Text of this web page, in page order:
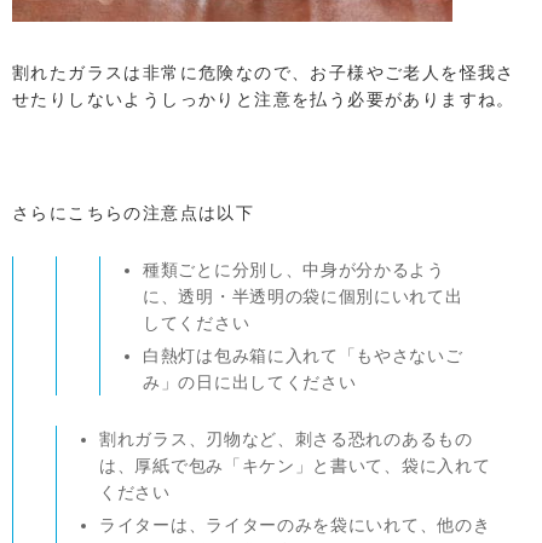
割れたガラスは非常に危険なので、お子様やご老人を怪我さ
せたりしないようしっかりと注意を払う必要がありますね。
さらにこちらの注意点は以下
種類ごとに分別し、中身が分かるよう
に、透明・半透明の袋に個別にいれて出
してください
白熱灯は包み箱に入れて「もやさないご
み」の日に出してください
割れガラス、刃物など、刺さる恐れのあるもの
は、厚紙で包み「キケン」と書いて、袋に入れて
ください
ライターは、ライターのみを袋にいれて、他のき